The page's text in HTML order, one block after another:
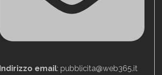
Indirizzo email: pubblicita@web365.it